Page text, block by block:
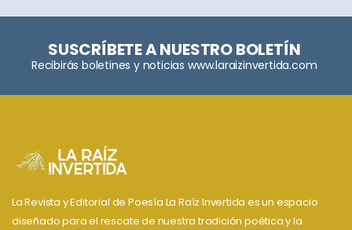
SUSCRÍBETE A NUESTRO BOLETÍN
Recibirás boletines y noticias www.laraizinvertida.com
La Revista y Editorial de Poesía La Raíz Invertida es un espacio
diseñado para el rescate de nuestra tradición poética y la